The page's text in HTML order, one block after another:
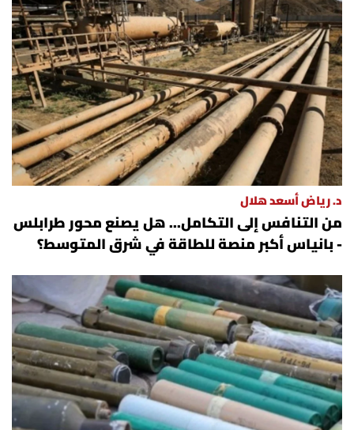
د. رياض أسعد هلال
من التنافس إلى التكامل... هل يصنع محور طرابلس
- بانياس أكبر منصة للطاقة في شرق المتوسط؟